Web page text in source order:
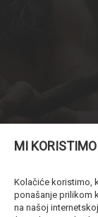
MI
Kolačiće koristimo,
ponašanje prilikom
na našoj